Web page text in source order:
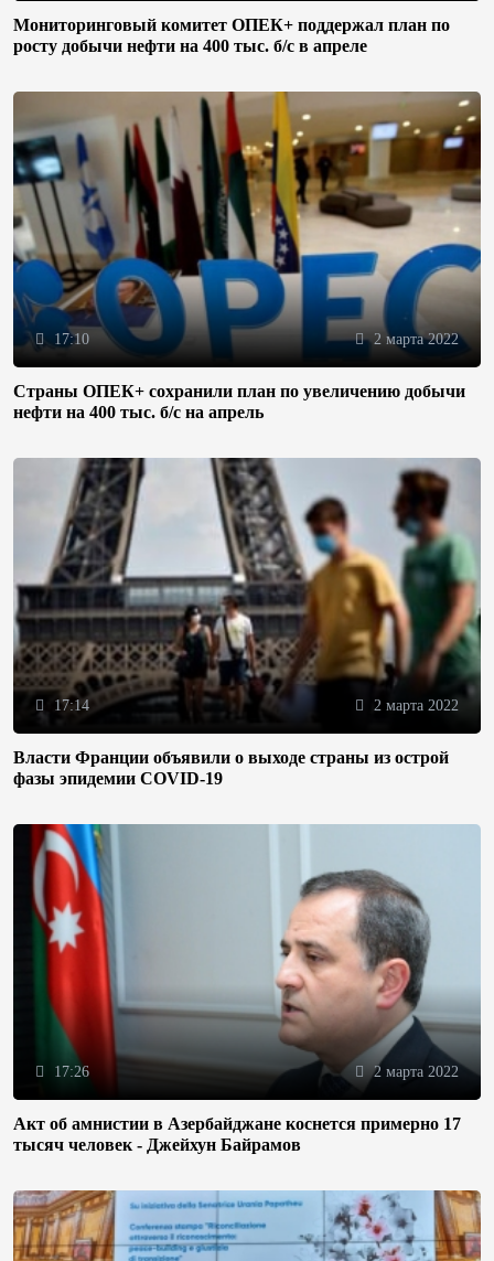
Мониторинговый комитет ОПЕК+ поддержал план по
росту добычи нефти на 400 тыс. б/с в апреле
17:10 2 марта 2022
Страны ОПЕК+ сохранили план по увеличению добычи
нефти на 400 тыс. б/с на апрель
17:14 2 марта 2022
Власти Франции объявили о выходе страны из острой
фазы эпидемии COVID-19
17:26 2 марта 2022
Акт об амнистии в Азербайджане коснется примерно 17
тысяч человек - Джейхун Байрамов